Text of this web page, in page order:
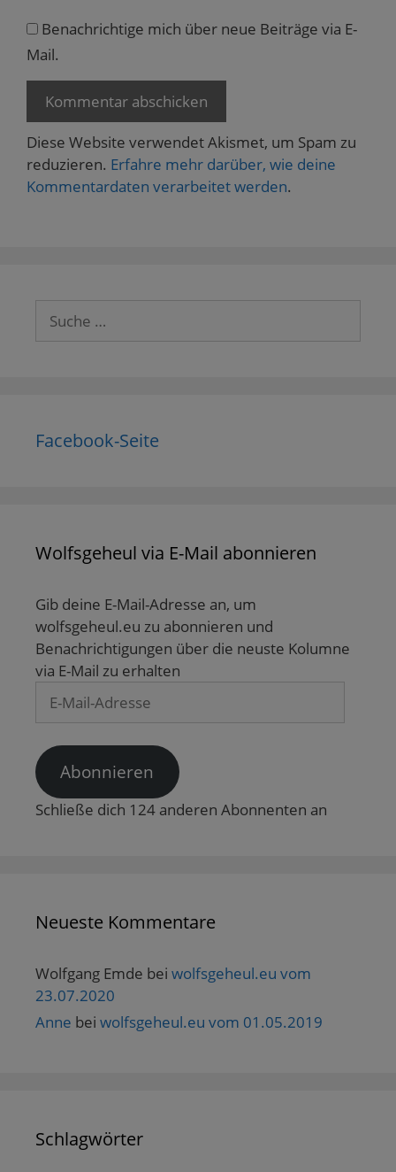
Benachrichtige mich über neue Beiträge via E-
Mail.
Diese Website verwendet Akismet, um Spam zu
reduzieren. Erfahre mehr darüber, wie deine
Kommentardaten verarbeitet werden.
nach:
Facebook-Seite
Wolfsgeheul via E-Mail abonnieren
Gib deine E-Mail-Adresse an, um
wolfsgeheul.eu zu abonnieren und
Benachrichtigungen über die neuste Kolumne
via E-Mail zu erhalten
Mail-
Abonnieren
Schließe dich 124 anderen Abonnenten an
Neueste Kommentare
Wolfgang Emde bei wolfsgeheul.eu vom
23.07.2020
Anne bei wolfsgeheul.eu vom 01.05.2019
Schlagwörter